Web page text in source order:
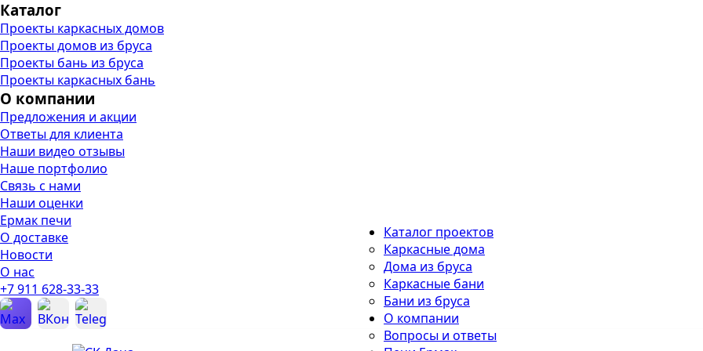
Каталог
Проекты каркасных домов
Проекты домов из бруса
Проекты бань из бруса
Проекты каркасных бань
О компании
Предложения и акции
Ответы для клиента
Наши видео отзывы
Наше портфолио
Связь с нами
Наши оценки
Ермак печи
О доставке
Новости
О нас
+7 911 628-33-33
Каталог проектов
Каркасные дома
Дома из бруса
Каркасные бани
Бани из бруса
О компании
Вопросы и ответы